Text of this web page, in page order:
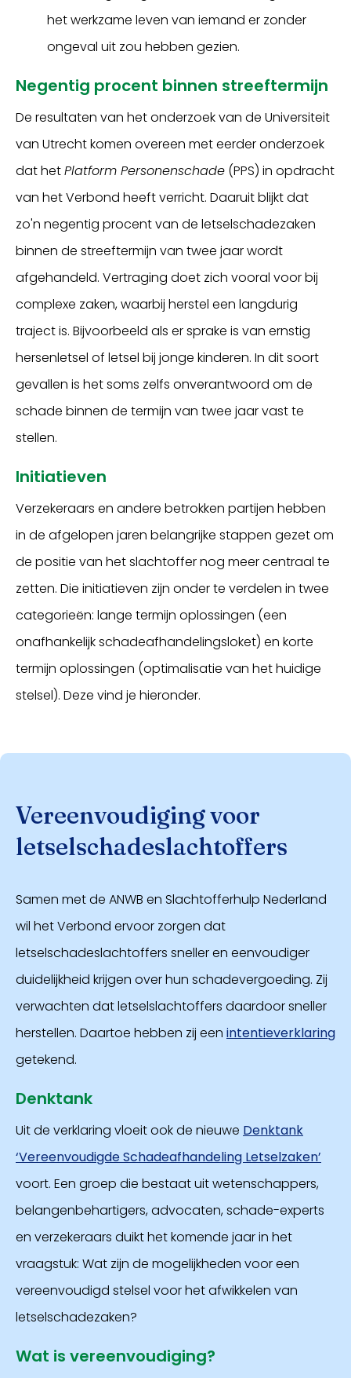
het werkzame leven van iemand er zonder
ongeval uit zou hebben gezien.
Negentig procent binnen streeftermijn
De resultaten van het onderzoek van de Universiteit
van Utrecht komen overeen met eerder onderzoek
dat hetPlatform Personenschade (PPS) in opdracht
van het Verbond heeft verricht. Daaruit blijkt dat
zo'n negentig procent van de letselschadezaken
binnen de streeftermijn van twee jaar wordt
afgehandeld. Vertraging doet zich vooral voor bij
complexe zaken, waarbij herstel een langdurig
traject is. Bijvoorbeeld als er sprake is van ernstig
hersenletsel of letsel bij jonge kinderen. In dit soort
gevallen is het soms zelfs onverantwoord om de
schade binnen de termijn van twee jaar vast te
stellen.
Initiatieven
Verzekeraars en andere betrokken partijen hebben
in de afgelopen jaren belangrijke stappen gezet om
de positie van het slachtoffer nog meer centraal te
zetten. Die initiatieven zijn onder te verdelen in twee
categorieën: lange termijn oplossingen (een
onafhankelijk schadeafhandelingsloket) en korte
termijn oplossingen (optimalisatie van het huidige
stelsel). Deze vind je hieronder.
Vereenvoudiging voor
letselschadeslachtoffers
Samen met de ANWB en Slachtofferhulp Nederland
wil het Verbond ervoor zorgen dat
letselschadeslachtoffers sneller en eenvoudiger
duidelijkheid krijgen over hun schadevergoeding. Zij
verwachten dat letselslachtoffers daardoor sneller
herstellen. Daartoe hebben zij een intentieverklaring
getekend.
Denktank
Uit de verklaring vloeit ook de nieuwe Denktank
‘Vereenvoudigde Schadeafhandeling Letselzaken’
voort. Een groep die bestaat uit wetenschappers,
belangenbehartigers, advocaten, schade-experts
en verzekeraars duikt het komende jaar in het
vraagstuk: Wat zijn de mogelijkheden voor een
vereenvoudigd stelsel voor het afwikkelen van
letselschadezaken?
Wat is vereenvoudiging?